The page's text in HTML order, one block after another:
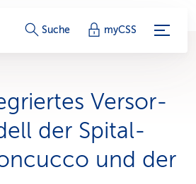
S
r
v
i
c
Suche myCSS
Versor­
der Spital­
und der